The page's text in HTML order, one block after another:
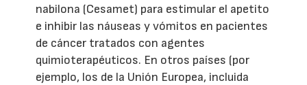
nabilona (Cesamet) para estimular el apetito
e inhibir las náuseas y vómitos en pacientes
de cáncer tratados con agentes
quimioterapéuticos. En otros países (por
ejemplo, los de la Unión Europea, incluida